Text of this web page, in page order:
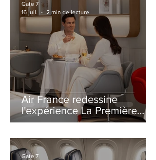
Air France redessine
l'expérience La Première
avec un salon entièrement
Gate 7
16 juil.
2 min de lecture
Gate 7